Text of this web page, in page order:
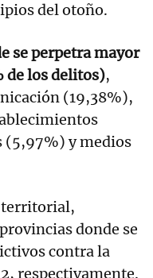
del otoño.
se perpetra mayor
de los delitos),
(19,38%),
(5,97%) y medios
territorial,
donde se
contra la
respectivamente.